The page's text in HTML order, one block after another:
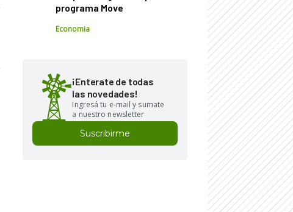
programa Move
Economia
¡Enterate de todas
las novedades!
Ingresá tu e-mail y sumate
a nuestro newsletter
Suscribirme